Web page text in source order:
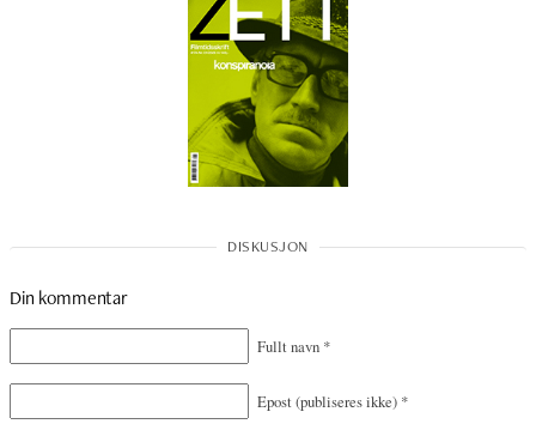
Din kommentar
Fullt navn *
Epost(publiseres ikke) *